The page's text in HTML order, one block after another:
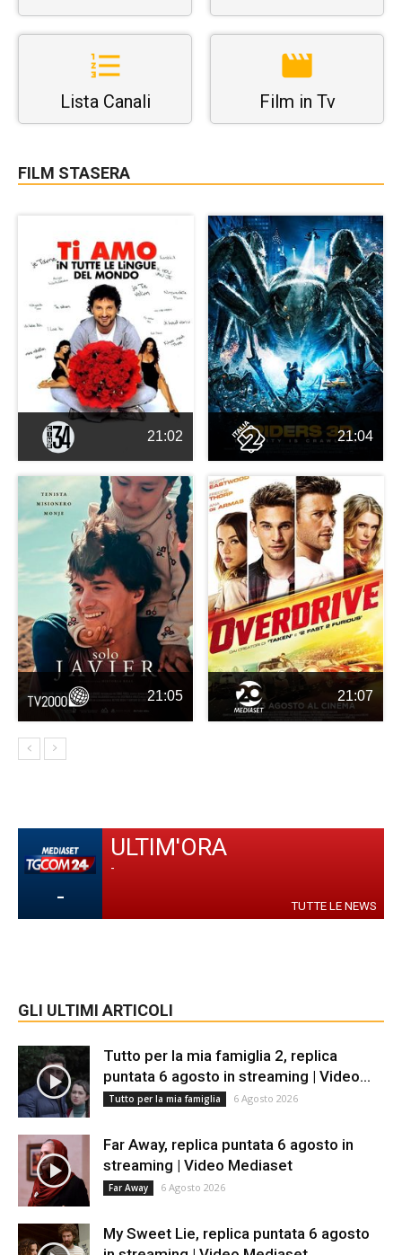
Lista Canali Film in Tv
FILM STASERA
21:02 21:04
21:05 21:07
-
ULTIM'ORA
-
TUTTE LE NEWS
GLI ULTIMI ARTICOLI
Tutto per la mia famiglia 2, replica
puntata 6 agosto in streaming | Video...
Tutto per la mia famiglia 6 Agosto 2026
Far Away, replica puntata 6 agosto in
streaming | Video Mediaset
Far Away 6 Agosto 2026
My Sweet Lie, replica puntata 6 agosto